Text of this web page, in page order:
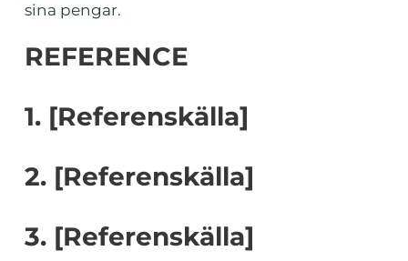
sina pengar.
REFERENCE
1. [Referenskälla]
2. [Referenskälla]
3. [Referenskälla]